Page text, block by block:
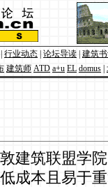
行业动态 论坛导读 建筑
建筑师 ATD a+u EL domus
建筑联盟学
成本且易于